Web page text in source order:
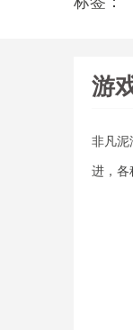
游
非凡泥
进，各